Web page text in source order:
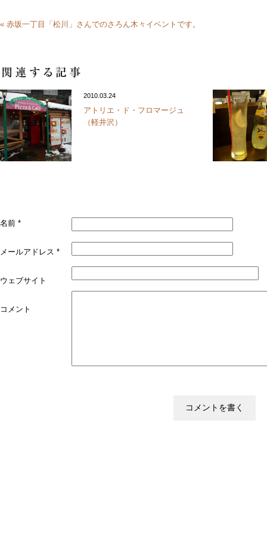
« 赤坂一丁目「松川」さんでのさろん木々イベントです。
2010.03.24
アトリエ・ド・フロマージュ
（軽井沢）
名前 *
メールアドレス *
ウェブサイト
コメント